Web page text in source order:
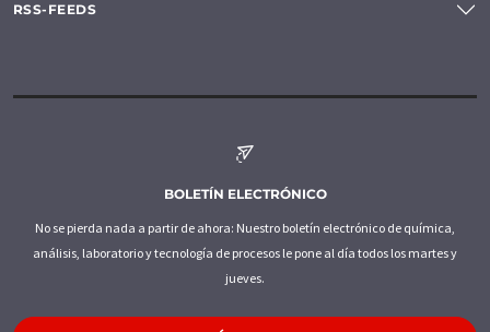
RSS-FEEDS
BOLETÍN ELECTRÓNICO
No se pierda nada a partir de ahora: Nuestro boletín electrónico de química,
análisis, laboratorio y tecnología de procesos le pone al día todos los martes y
jueves.